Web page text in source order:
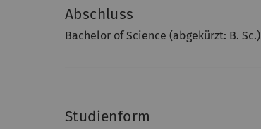
Abschluss
Bachelor of Science (abgekürzt: B. Sc.)
Studienform